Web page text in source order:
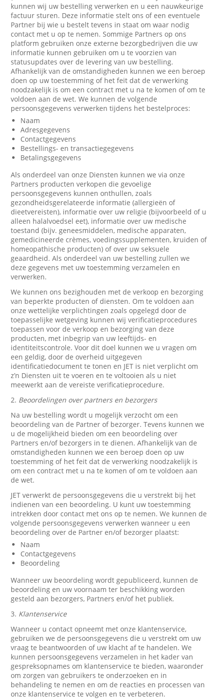
kunnen wij uw bestelling verwerken en u een nauwkeurige
factuur sturen. Deze informatie stelt ons of een eventuele
Partner bij wie u bestelt tevens in staat om waar nodig
contact met u op te nemen. Sommige Partners op ons
platform gebruiken onze externe bezorgbedrijven die uw
informatie kunnen gebruiken om u te voorzien van
statusupdates over de levering van uw bestelling.
Afhankelijk van de omstandigheden kunnen we een beroep
doen op uw toestemming of het feit dat de verwerking
noodzakelijk is om een contract met u na te komen of om te
voldoen aan de wet. We kunnen de volgende
persoonsgegevens verwerken tijdens het bestelproces:
Naam
Adresgegevens
Contactgegevens
Bestellings- en transactiegegevens
Betalingsgegevens
Als onderdeel van onze Diensten kunnen we via onze
Partners producten verkopen die gevoelige
persoonsgegevens kunnen onthullen, zoals
gezondheidsgerelateerde informatie (allergieën of
dieetvereisten), informatie over uw religie (bijvoorbeeld of u
alleen halalvoedsel eet), informatie over uw medische
toestand (bijv. geneesmiddelen, medische apparaten,
gemedicineerde crèmes, voedingssupplementen, kruiden of
homeopathische producten) of over uw seksuele
geaardheid. Als onderdeel van uw bestelling zullen we
deze gegevens met uw toestemming verzamelen en
verwerken.
We kunnen ons bezighouden met de verkoop en bezorging
van beperkte producten of diensten. Om te voldoen aan
onze wettelijke verplichtingen zoals opgelegd door de
toepasselijke wetgeving kunnen wij verificatieprocedures
toepassen voor de verkoop en bezorging van deze
producten, met inbegrip van uw leeftijds- en
identiteitscontrole. Voor dit doel kunnen we u vragen om
een geldig, door de overheid uitgegeven
identificatiedocument te tonen en JET is niet verplicht om
z’n Diensten uit te voeren en te voltooien als u niet
meewerkt aan de vereiste verificatieprocedure.
2. Beoordelingen over partners en bezorgers
Na uw bestelling wordt u mogelijk verzocht om een
beoordeling van de Partner of bezorger. Tevens kunnen we
u de mogelijkheid bieden om een beoordeling over
Partners en/of bezorgers in te dienen. Afhankelijk van de
omstandigheden kunnen we een beroep doen op uw
toestemming of het feit dat de verwerking noodzakelijk is
om een contract met u na te komen of om te voldoen aan
de wet.
JET verwerkt de persoonsgegevens die u verstrekt bij het
indienen van een beoordeling. U kunt uw toestemming
intrekken door contact met ons op te nemen. We kunnen de
volgende persoonsgegevens verwerken wanneer u een
beoordeling over de Partner en/of bezorger plaatst:
Naam
Contactgegevens
Beoordeling
Wanneer uw beoordeling wordt gepubliceerd, kunnen de
beoordeling en uw voornaam ter beschikking worden
gesteld aan bezorgers, Partners en/of het publiek.
3. Klantenservice
Wanneer u contact opneemt met onze klantenservice,
gebruiken we de persoonsgegevens die u verstrekt om uw
vraag te beantwoorden of uw klacht af te handelen. We
kunnen persoonsgegevens verzamelen in het kader van
gespreksopnames om klantenservice te bieden, waaronder
om zorgen van gebruikers te onderzoeken en in
behandeling te nemen en om de reacties en processen van
onze klantenservice te volgen en te verbeteren.